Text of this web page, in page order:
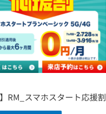
】RM_スマホスタート応援割